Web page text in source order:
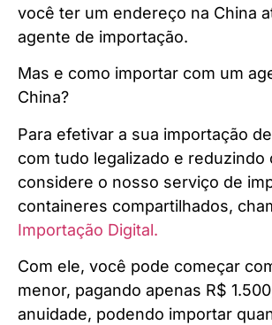
você ter um endereço na China
agente de importação.
Mas e como importar com um
China?
Para efetivar a sua importação
com tudo legalizado e reduzindo
considere o nosso serviço de
containeres compartilhados,
Importação Digital.
Com ele, você pode começar
menor, pagando apenas R$
anuidade, podendo importar